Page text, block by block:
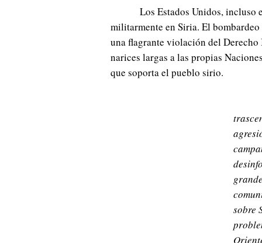
Los Estados Unidos, incluso
militarmente en Siria. El
una flagrante violación del
narices largas a las propias
que soporta el pueblo sirio.
sobre